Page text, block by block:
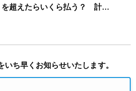
を超えたらいくら払う？ 計…
いち早くお知らせいたします。